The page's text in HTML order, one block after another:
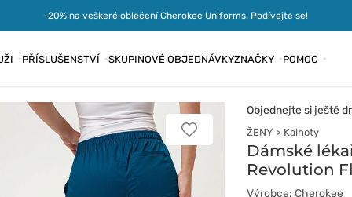
-20% na veškeré oblečení Cherokee Uniforms. Podívejte se!
PŘÍSLUŠENSTVÍ SKUPINOVÉ OBJEDNÁVKYZNAČKY POMOC
Přidat
k
oblíbeným
položkám
Objednejte si ještě
ŽENY Kalhoty
Dámské
Revolution
Výrobce: Cherokee